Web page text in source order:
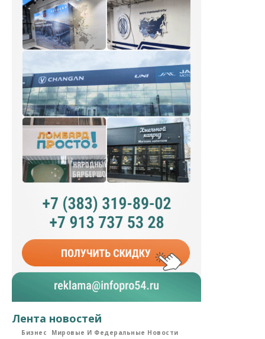
Лента новостей
Бизнес Мировые И Федеральные Новости